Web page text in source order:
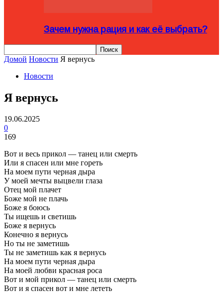
Зачем нужна рация и как её выбрать?
Домой Новости Я вернусь
Новости
Я вернусь
19.06.2025
0
169
Вот и весь прикол — танец или смерть
Или я спасен или мне гореть
На моем пути черная дыра
У моей мечты выцвели глаза
Отец мой плачет
Боже мой не плачь
Боже я боюсь
Ты ищешь и светишь
Боже я вернусь
Конечно я вернусь
Но ты не заметишь
Ты не заметишь как я вернусь
На моем пути черная дыра
На моей любви красная роса
Вот и мой прикол — танец или смерть
Вот и я спасен вот и мне лететь